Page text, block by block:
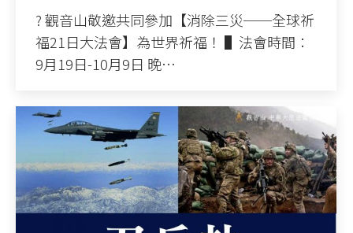
? 觀音山敬邀共同參加【消除三災──全球祈
福21日大法會】為世界祈福！ ▌法會時間：
9月19日-10月9日 晚…